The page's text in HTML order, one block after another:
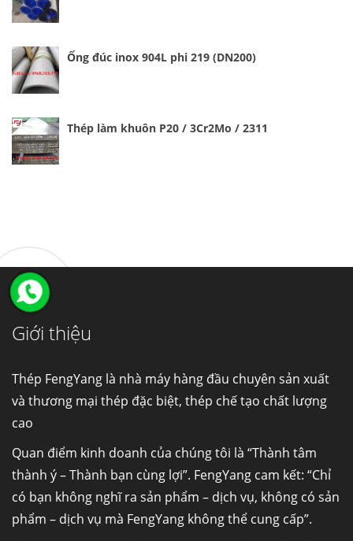
Ống đúc inox 904L phi 219 (DN200)
Thép làm khuôn P20 / 3Cr2Mo / 2311
Giới thiệu
Thép FengYang là nhà máy hàng đầu chuyên sản xuất
và thương mại thép đặc biệt, thép chế tạo chất lượng
cao
Quan điểm kinh doanh của chúng tôi là “Thành tâm
thành ý – Thành bạn cùng lợi”. FengYang cam kết: “Chỉ
có bạn không nghĩ ra sản phẩm – dịch vụ, không có sản
phẩm – dịch vụ mà FengYang không thể cung cấp”.
Ống đúc kéo nguội là gì? Ống...
Fengyang là một trong những nhà
máy...
Hợp kim N06625 là gì? Giá hợp kim 625 mới